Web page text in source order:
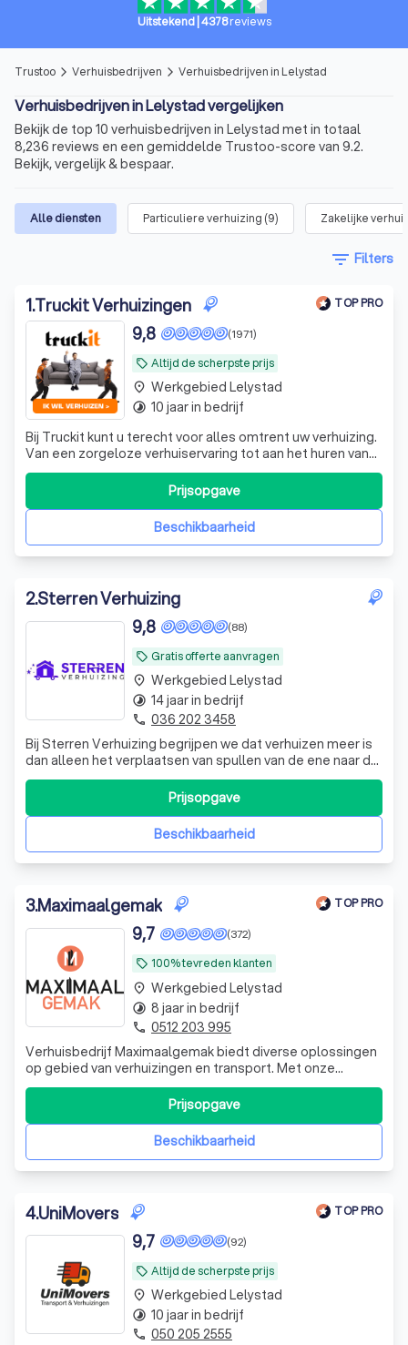
Uitstekend| 4378 reviews
Trustoo arrow_forward_ios Verhuisbedrijven arrow_forward_ios Verhuisbedrijven in Lelystad
Verhuisbedrijven in Lelystad vergelijken
Bekijk de top 10 verhuisbedrijven in Lelystad met in totaal
8,236 reviews en een gemiddelde Trustoo-score van 9.2.
Bekijk, vergelijk & bespaar.
Alle diensten Particuliere verhuizing (9) Zakelijke
filter_list Filters
1.Truckit Verhuizingen TOP PRO
local_offer Altijd de scherpste prijs
(1971)
9,8
Bij Truckit kunt u terecht voor alles omtrent uw verhuizing.
Van een zorgeloze verhuiservaring tot aan het huren van
een verhuisbus. Onze formule heeft al duizenden
tevreden klanten door heel Nederland geholpen. Of het
nu gaat om een grote of kleine verhuisklus, ons ervaren
team regelt het allemaaBeschikbaarheid
Prijsopgave
place Werkgebied Lelystad
timelapse 10 jaar in bedrijf
2.Sterren Verhuizing
local_offer Gratis offerte aanvragen
(88)
9,8
Bij Sterren Verhuizing begrijpen we dat verhuizen meer is
dan alleen het verplaatsen van spullen van de ene naar de
andere locatie. Het is een belangrijke stap in uw leven, of
het nu gaat om een nieuwe start in een andere stad, de
uitbreiding van uw bedrijf of het betrekken van uw
Beschikbaarheid
Prijsopgave
place Werkgebied Lelystad
timelapse 14 jaar in bedrijf
phone 036 202 3458
3.Maximaalgemak TOP PRO
local_offer 100% tevreden klanten
(372)
9,7
Verhuisbedrijf Maximaalgemak biedt diverse oplossingen
op gebied van verhuizingen en transport. Met onze
diensten richten wij ons op de zakelijke en particuliere
klant. Wij zijn het verhuisbedrijf voor regio Noord
Nederland. Door verhuisbedrijf Maximaalgemak in te
schakelen, bespaart u veel tijd en
Beschikbaarheid
Prijsopgave
place Werkgebied Lelystad
timelapse 8 jaar in bedrijf
phone 0512 203 995
4.UniMovers TOP PRO
local_offer Altijd de scherpste prijs
(92)
9,7
place Werkgebied Lelystad
timelapse 10 jaar in bedrijf
phone 050 205 2555